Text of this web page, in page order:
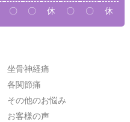
〇 〇 休 〇 〇 休
坐骨神経痛
各関節痛
その他のお悩み
お客様の声